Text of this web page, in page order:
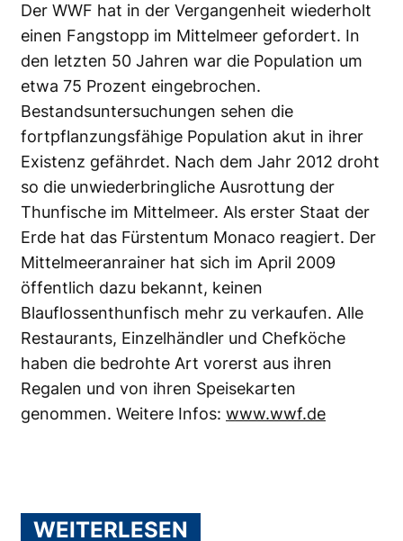
Der WWF hat in der Vergangenheit wiederholt
einen Fangstopp im Mittelmeer gefordert. In
den letzten 50 Jahren war die Population um
etwa 75 Prozent eingebrochen.
Bestandsuntersuchungen sehen die
fortpflanzungsfähige Population akut in ihrer
Existenz gefährdet. Nach dem Jahr 2012 droht
so die unwiederbringliche Ausrottung der
Thunfische im Mittelmeer. Als erster Staat der
Erde hat das Fürstentum Monaco reagiert. Der
Mittelmeeranrainer hat sich im April 2009
öffentlich dazu bekannt, keinen
Blauflossenthunfisch mehr zu verkaufen. Alle
Restaurants, Einzelhändler und Chefköche
haben die bedrohte Art vorerst aus ihren
Regalen und von ihren Speisekarten
genommen. Weitere Infos: www.wwf.de
WEITERLESEN